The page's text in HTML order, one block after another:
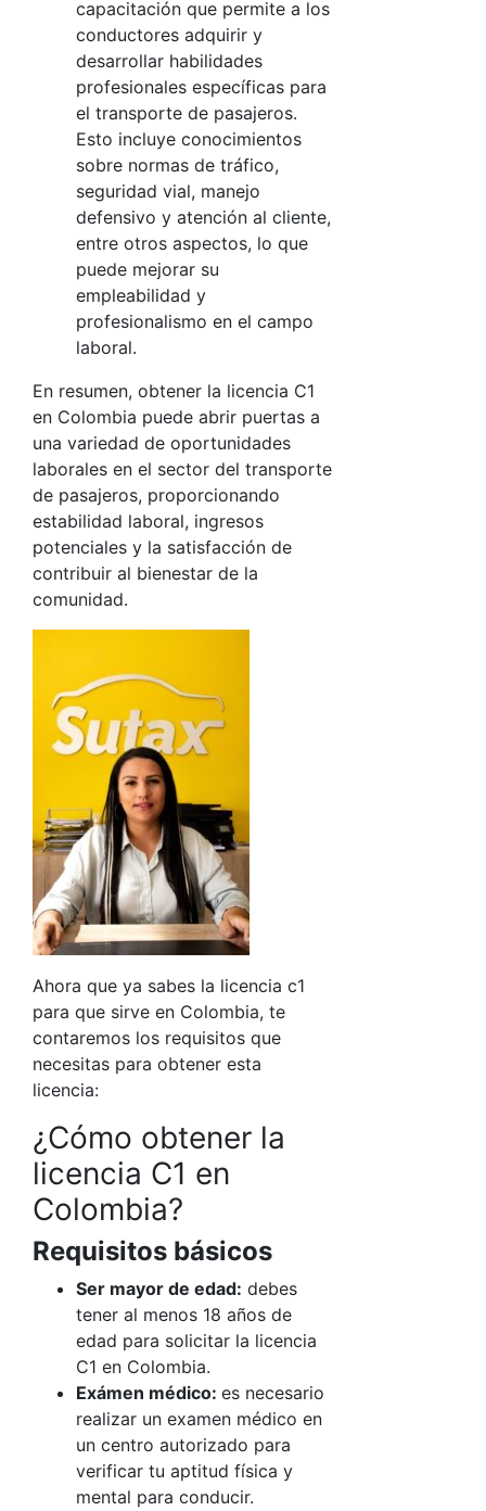
capacitación que permite a los
conductores adquirir y
desarrollar habilidades
profesionales específicas para
el transporte de pasajeros.
Esto incluye conocimientos
sobre normas de tráfico,
seguridad vial, manejo
defensivo y atención al cliente,
entre otros aspectos, lo que
puede mejorar su
empleabilidad y
profesionalismo en el campo
laboral.
En resumen, obtener la licencia C1
en Colombia puede abrir puertas a
una variedad de oportunidades
laborales en el sector del transporte
de pasajeros, proporcionando
estabilidad laboral, ingresos
potenciales y la satisfacción de
contribuir al bienestar de la
comunidad.
Ahora que ya sabes la licencia c1
para que sirve en Colombia, te
contaremos los requisitos que
necesitas para obtener esta
licencia:
¿Cómo obtener la
licencia C1 en
Colombia?
Requisitos básicos
Ser mayor de edad: debes
tener al menos 18 años de
edad para solicitar la licencia
C1 en Colombia.
Exámen médico: es necesario
realizar un examen médico en
un centro autorizado para
verificar tu aptitud física y
mental para conducir.